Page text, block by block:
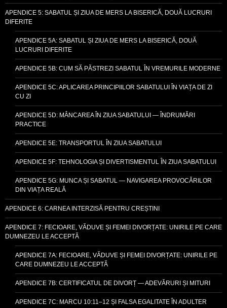
APENDICE 5: SABATUL ȘI ZIUA DE MERS LA BISERICĂ, DOUĂ LUCRURI
DIFERITE
APENDICE 5A: SABATUL ȘI ZIUA DE MERS LA BISERICĂ, DOUĂ
LUCRURI DIFERITE
APENDICE 5B: CUM SĂ PĂSTREZI SABATUL ÎN VREMURILE MODERNE
APENDICE 5C: APLICAREA PRINCIPIILOR SABATULUI ÎN VIAȚA DE ZI
CU ZI
APENDICE 5D: MÂNCAREA ÎN ZIUA SABATULUI — ÎNDRUMĂRI
PRACTICE
APENDICE 5E: TRANSPORTUL ÎN ZIUA SABATULUI
APENDICE 5F: TEHNOLOGIA ȘI DIVERTISMENTUL ÎN ZIUA SABATULUI
APENDICE 5G: MUNCA ȘI SABATUL — NAVIGAREA PROVOCĂRILOR
DIN VIAȚA REALĂ
APENDICE 6: CARNEA INTERZISĂ PENTRU CREȘTINI
APENDICE 7: FECIOARE, VĂDUVE ȘI FEMEI DIVORȚATE: UNIRILE PE CARE
DUMNEZEU LE ACCEPTĂ
APENDICE 7A: FECIOARE, VĂDUVE ȘI FEMEI DIVORȚATE: UNIRILE PE
CARE DUMNEZEU LE ACCEPTĂ
APENDICE 7B: CERTIFICATUL DE DIVORȚ — ADEVĂRURI ȘI MITURI
APENDICE 7C: MARCU 10:11–12 ȘI FALSA EGALITATE ÎN ADULTER